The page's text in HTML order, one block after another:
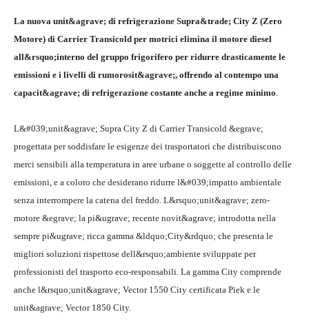
La nuova unit&agrave; di refrigerazione Supra&trade; City Z (Zero
Motore) di Carrier Transicold per motrici elimina il motore diesel
all&rsquo;interno del gruppo frigorifero per ridurre drasticamente le
emissioni e i livelli di rumorosit&agrave;, offrendo al contempo una
capacit&agrave; di refrigerazione costante anche a regime minimo.
L&#039;unit&agrave; Supra City Z di Carrier Transicold &egrave;
progettata per soddisfare le esigenze dei trasportatori che distribuiscono
merci sensibili alla temperatura in aree urbane o soggette al controllo delle
emissioni, e a coloro che desiderano ridurre l&#039;impatto ambientale
senza interrompere la catena del freddo. L&rsquo;unit&agrave; zero-
motore &egrave; la pi&ugrave; recente novit&agrave; introdotta nella
sempre pi&ugrave; ricca gamma &ldquo;City&rdquo; che presenta le
migliori soluzioni rispettose dell&rsquo;ambiente sviluppate per
professionisti del trasporto eco-responsabili. La gamma City comprende
anche l&rsquo;unit&agrave; Vector 1550 City certificata Piek e le
unit&agrave; Vector 1850 City.